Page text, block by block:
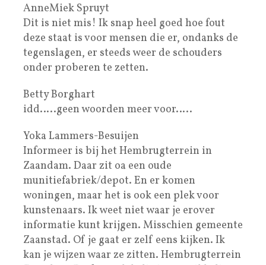
AnneMiek Spruyt
Dit is niet mis! Ik snap heel goed hoe fout
deze staat is voor mensen die er, ondanks de
tegenslagen, er steeds weer de schouders
onder proberen te zetten.
Betty Borghart
idd…..geen woorden meer voor…..
Yoka Lammers-Besuijen
Informeer is bij het Hembrugterrein in
Zaandam. Daar zit oa een oude
munitiefabriek/depot. En er komen
woningen, maar het is ook een plek voor
kunstenaars. Ik weet niet waar je erover
informatie kunt krijgen. Misschien gemeente
Zaanstad. Of je gaat er zelf eens kijken. Ik
kan je wijzen waar ze zitten. Hembrugterrein